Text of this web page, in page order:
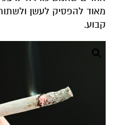
מאוד להפסיק לעשן
קבוע.